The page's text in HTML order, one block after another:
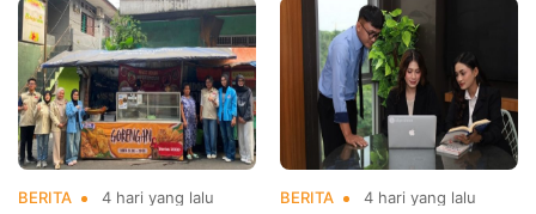
Kerja Sebelum Lulus
Indonesia Open
Championships 2026
BERITA 4 hari yang lalu BERITA 4 hari yang lalu